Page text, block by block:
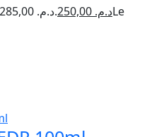
Le prix initial était : د.م. 285,00. د.م.Le